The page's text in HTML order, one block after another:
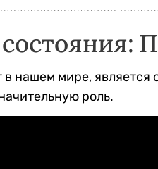
в нашем мире,
роль.